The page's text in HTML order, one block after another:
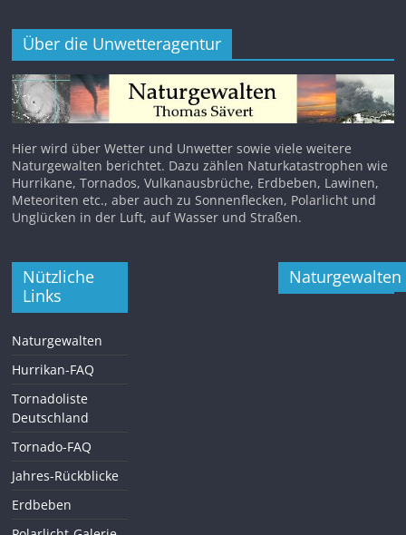
Über die Unwetteragentur
Hier wird über Wetter und Unwetter sowie viele weitere
Naturgewalten berichtet. Dazu zählen Naturkatastrophen wie
Hurrikane, Tornados, Vulkanausbrüche, Erdbeben, Lawinen,
Meteoriten etc., aber auch zu Sonnenflecken, Polarlicht und
Unglücken in der Luft, auf Wasser und Straßen.
Nützliche
Links
Naturgewalten
Hurrikan-FAQ
Tornadoliste
Deutschland
Tornado-FAQ
Jahres-Rückblicke
Erdbeben
Naturgewalten